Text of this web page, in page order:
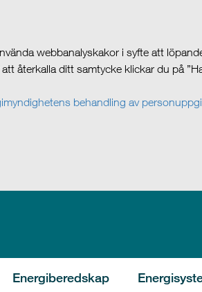
webbanalyskakor i syfte att
återkalla ditt samtycke klickar du på
behandling av
Energiberedskap